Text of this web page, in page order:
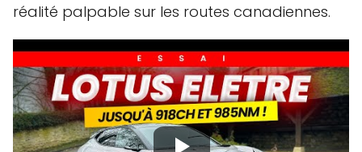
réalité palpable sur les routes canadiennes.